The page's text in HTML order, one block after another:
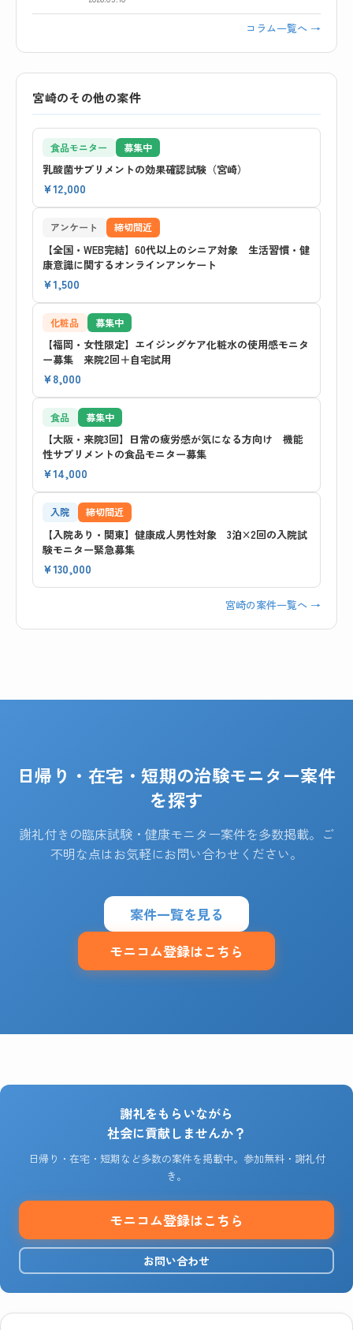
コラム一覧へ →
宮崎のその他の案件
食品モニター 募集中
乳酸菌サプリメントの効果確認試験（宮崎）
¥12,000
アンケート 締切間近
【全国・WEB完結】60代以上のシニア対象 生活習慣・健
康意識に関するオンラインアンケート
¥1,500
化粧品 募集中
【福岡・女性限定】エイジングケア化粧水の使用感モニタ
ー募集 来院2回＋自宅試用
¥8,000
食品 募集中
【大阪・来院3回】日常の疲労感が気になる方向け 機能
性サプリメントの食品モニター募集
¥14,000
入院 締切間近
【入院あり・関東】健康成人男性対象 3泊×2回の入院試
験モニター緊急募集
¥130,000
宮崎の案件一覧へ →
日帰り・在宅・短期の治験モニター案件
を探す
謝礼付きの臨床試験・健康モニター案件を多数掲載。ご
不明な点はお気軽にお問い合わせください。
案件一覧を見る
モニコム登録はこちら
謝礼をもらいながら
社会に貢献しませんか？
日帰り・在宅・短期など多数の案件を掲載中。参加無料・謝礼付
き。
モニコム登録はこちら
お問い合わせ